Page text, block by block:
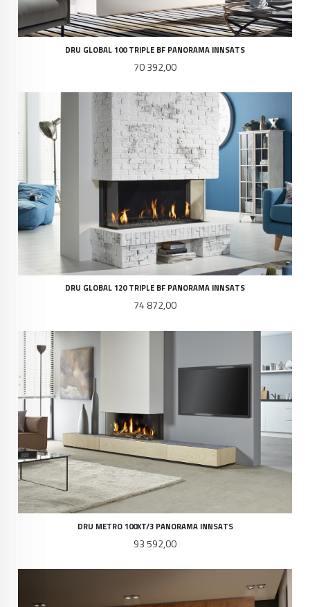
DRU GLOBAL 100 TRIPLE BF PANORAMA INNSATS
Pris
70 392,00
DRU GLOBAL 120 TRIPLE BF PANORAMA INNSATS
Pris
74 872,00
DRU METRO 100XT/3 PANORAMA INNSATS
Pris
93 592,00